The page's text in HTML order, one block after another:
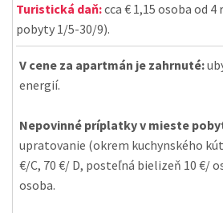
Turistická daň:cca € 1,15 osoba od
pobyty 1/5-30/9).
V cene za apartmán je zahrnuté:
energií.
Nepovinné príplatky v mieste
upratovanie (okrem kuchynského
€/C, 70 €/ D, posteľná bielizeň 10 €/
osoba.